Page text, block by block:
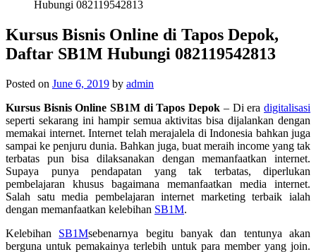
Hubungi 082119542813
Kursus Bisnis Online di Tapos Depok,
Daftar SB1M Hubungi 082119542813
Posted on June 6, 2019 by admin
Kursus Bisnis Online SB1M di Tapos Depok – Di eradigitalisasi
seperti sekarang ini hampir semua aktivitas bisa dijalankan dengan
memakai internet. Internet telah merajalela di Indonesia bahkan juga
sampai ke penjuru dunia. Bahkan juga, buat meraih income yang tak
terbatas pun bisa dilaksanakan dengan memanfaatkan internet.
Supaya punya pendapatan yang tak terbatas, diperlukan
pembelajaran khusus bagaimana memanfaatkan media internet.
Salah satu media pembelajaran internet marketing terbaik ialah
dengan memanfaatkan kelebihan SB1M.
Kelebihan SB1Msebenarnya begitu banyak dan tentunya akan
berguna untuk pemakainya terlebih untuk para member yang join.